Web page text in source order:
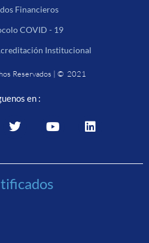
Financieros
COVID - 19
Institucional
Reservados | © 2021
en :